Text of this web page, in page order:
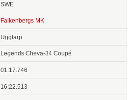
SWE
Falkenbergs MK
Ugglarp
Legends Cheva-34 Coupé
01:17.746
16:22.513